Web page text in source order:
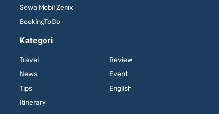
Sewa Mobil Zenix
BookingToGo
Kategori
Travel
News
Tips
Itinerary
Review
Event
English